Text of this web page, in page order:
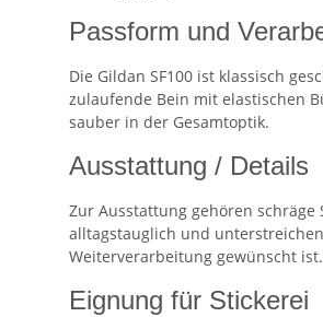
Passform und
Die Gildan SF100 ist klassisch
zulaufende Bein mit elastischen
sauber in der Gesamtoptik.
Ausstattung / Details
Zur Ausstattung gehören
alltagstauglich und
Weiterverarbeitung gewünscht ist.
Eignung für Stickerei